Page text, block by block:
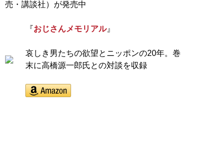
売・講談社）が発売中
『おじさんメモリアル』
哀しき男たちの欲望とニッポンの20年。巻
末に高橋源一郎氏との対談を収録